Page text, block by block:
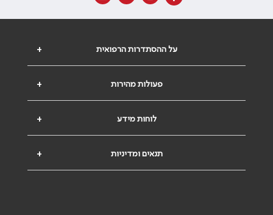
+ על ההסתדרות הרפואית
+ פעולות מהירות
+ לוחות מידע
+ תנאים ומדיניות